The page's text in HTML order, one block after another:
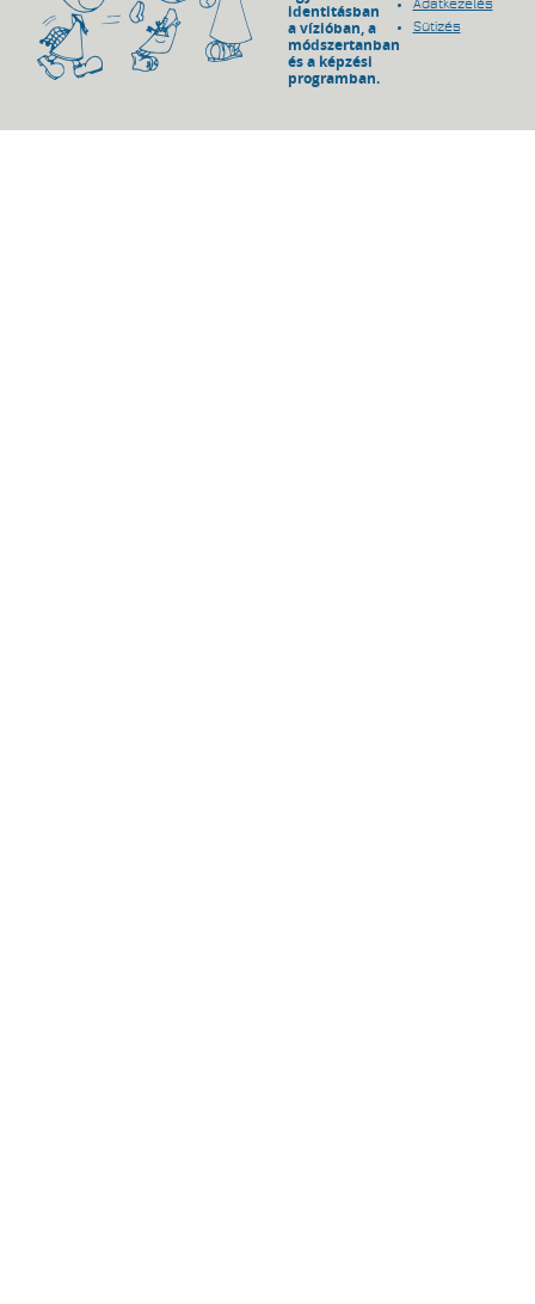
identitásban
a vízióban, a
módszertanban
és a képzési
programban.
Adatkezelés
Sütizés